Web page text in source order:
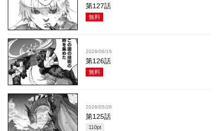
第127話
無料
2026/06/16
第126話
無料
2026/05/26
第125話
110pt